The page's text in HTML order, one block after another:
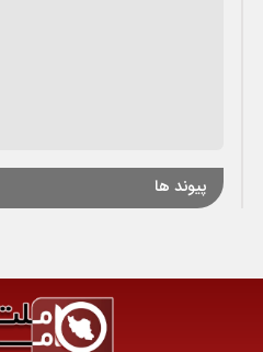
پیوند ها